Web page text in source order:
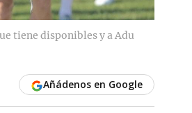
tiene disponibles y a Adu
Añádenos en Google